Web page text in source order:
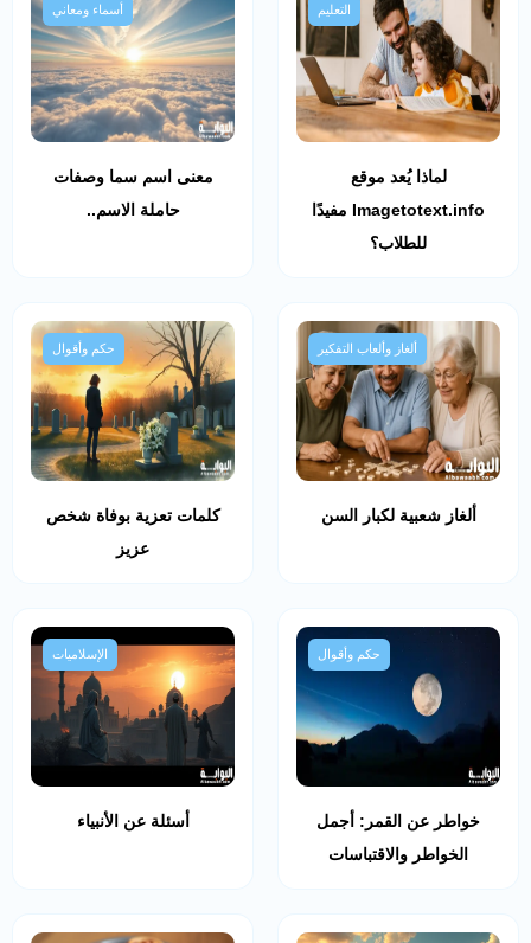
التعليم
لماذا يُعد موقع
Imagetotext.info مفيدًا
للطلاب؟
أسماء ومعاني
معنى اسم سما وصفات
حاملة الاسم..
ألغاز وألعاب التفكير
ألغاز شعبية لكبار السن
حكم وأقوال
كلمات تعزية بوفاة شخص
عزيز
حكم وأقوال
خواطر عن القمر: أجمل
الخواطر والاقتباسات
الإسلاميات
أسئلة عن الأنبياء